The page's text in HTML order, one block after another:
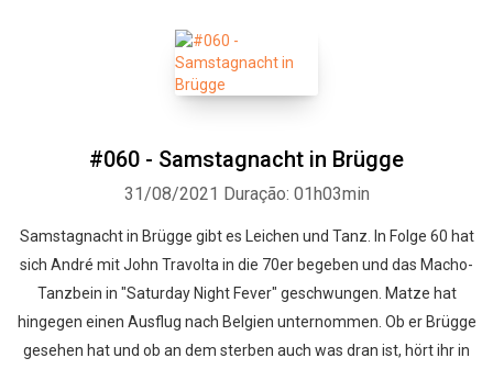
#060 - Samstagnacht in Brügge
31/08/2021 Duração: 01h03min
Samstagnacht in Brügge gibt es Leichen und Tanz. In Folge 60 hat
sich André mit John Travolta in die 70er begeben und das Macho-
Tanzbein in "Saturday Night Fever" geschwungen. Matze hat
hingegen einen Ausflug nach Belgien unternommen. Ob er Brügge
gesehen hat und ob an dem sterben auch was dran ist, hört ihr in